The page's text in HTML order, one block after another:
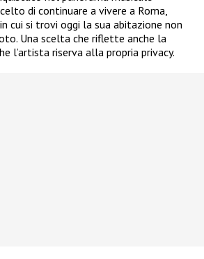
di continuare a vivere a Roma,
cui si trovi oggi la sua abitazione non
Una scelta che riflette anche la
l’artista riserva alla propria privacy.